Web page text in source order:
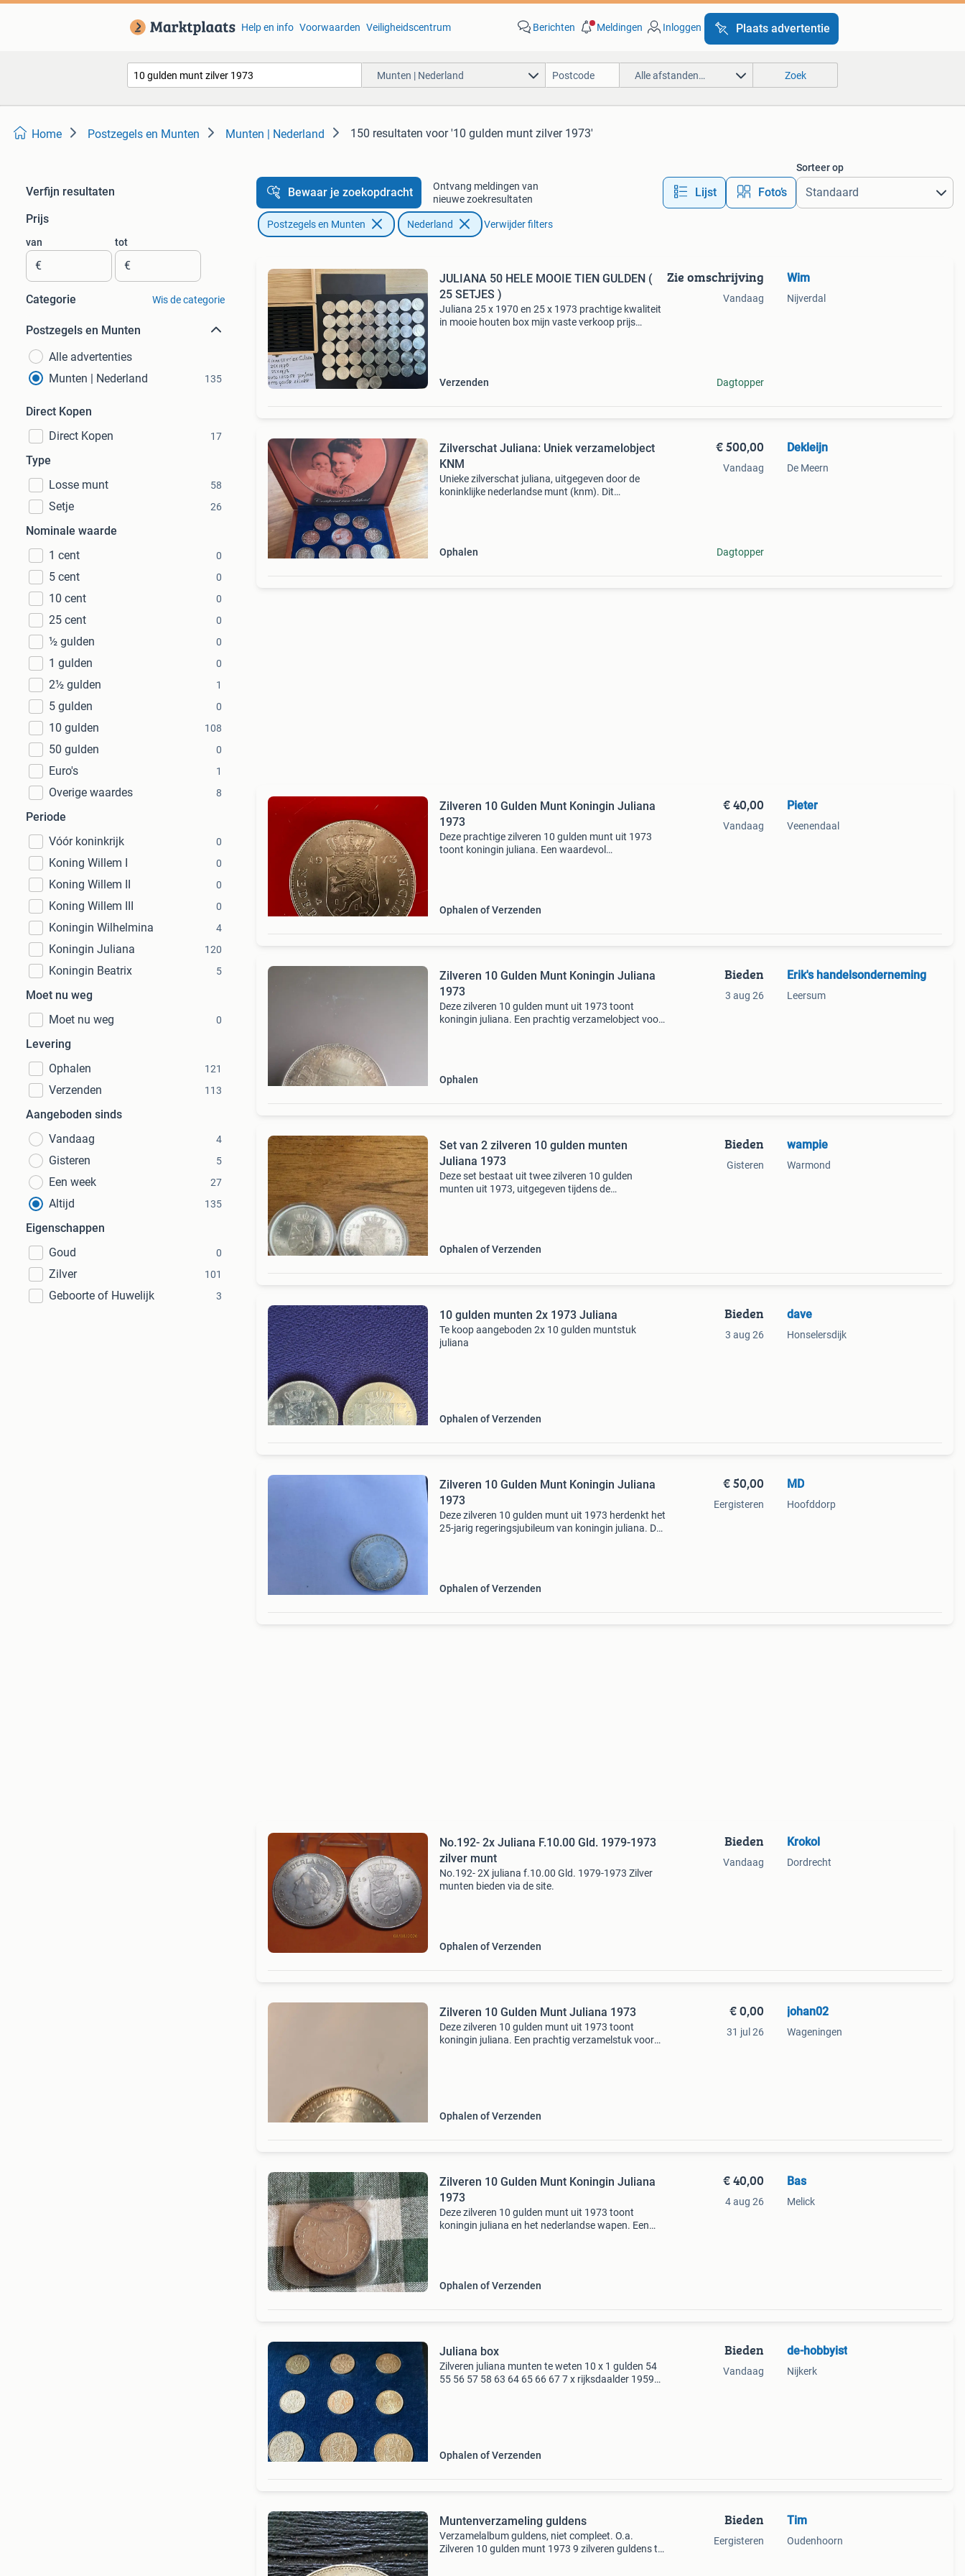
Help en info Voorwaarden Veiligheidscentrum Berichten Meldingen Inloggen Plaats advertentie
Munten | Nederland Alle afstanden… Zoek
Home Postzegels en Munten Munten | Nederland 150 resultaten voor '10 gulden munt zilver 1973'
Verfijn resultaten
Prijs
van
€
tot
€
Categorie Wis de categorie
Postzegels en Munten
Alle advertenties
Munten | Nederland
135
Direct Kopen
Direct Kopen
17
Type
Losse munt
58
Setje 26
Nominale waarde
1 cent
0
5 cent 0
10 cent 0
25 cent 0
½ gulden 0
1 gulden 0
2½ gulden 1
5 gulden 0
10 gulden 108
50 gulden 0
Euro's 1
Overige waardes 8
Periode
Vóór koninkrijk
0
Koning Willem I 0
Koning Willem II 0
Koning Willem III 0
Koningin Wilhelmina 4
Koningin Juliana 120
Koningin Beatrix 5
Moet nu weg
Moet nu weg
0
Levering
Ophalen
121
Verzenden 113
Aangeboden sinds
Vandaag
4
Gisteren 5
Een week 27
Altijd 135
Eigenschappen
Goud
0
Zilver 101
Geboorte of Huwelijk 3
Bewaar je zoekopdracht
Ontvang meldingen van
nieuwe zoekresultaten
Lijst Foto’s
Sorteer op
Postzegels en Munten Nederland Verwijder filters
JULIANA 50 HELE MOOIE TIEN GULDEN (
25 SETJES )
Juliana 25 x 1970 en 25 x 1973 prachtige kwaliteit
in mooie houten box mijn vaste verkoop prijs
Verzenden
Zie omschrijving
Vandaag
Dagtopper
Wim
Nijverdal
Zilverschat Juliana: Uniek verzamelobject
KNM
Unieke zilverschat juliana, uitgegeven door de
koninklijke nederlandse munt (knm). Dit
Ophalen
€ 500,00
Vandaag
Dagtopper
Dekleijn
De Meern
Zilveren 10 Gulden Munt Koningin Juliana
1973
Deze prachtige zilveren 10 gulden munt uit 1973
toont koningin juliana. Een waardevol
Ophalen of Verzenden
€ 40,00
Vandaag
Pieter
Veenendaal
Zilveren 10 Gulden Munt Koningin Juliana
1973
Deze zilveren 10 gulden munt uit 1973 toont
koningin juliana. Een prachtig verzamelobject voor
Ophalen
Bieden
3 aug 26
Erik's handelsonderneming
Leersum
Set van 2 zilveren 10 gulden munten
Juliana 1973
Deze set bestaat uit twee zilveren 10 gulden
munten uit 1973, uitgegeven tijdens de
Ophalen of Verzenden
Bieden
Gisteren
wampie
Warmond
10 gulden munten 2x 1973 Juliana
Te koop aangeboden 2x 10 gulden muntstuk
juliana
Ophalen of Verzenden
Bieden
3 aug 26
dave
Honselersdijk
Zilveren 10 Gulden Munt Koningin Juliana
1973
Deze zilveren 10 gulden munt uit 1973 herdenkt het
25-jarig regeringsjubileum van koningin juliana. De
Ophalen of Verzenden
€ 50,00
Eergisteren
MD
Hoofddorp
No.192- 2x Juliana F.10.00 Gld. 1979-1973
zilver munt
No.192- 2X juliana f.10.00 Gld. 1979-1973 Zilver
munten bieden via de site.
Ophalen of Verzenden
Bieden
Vandaag
Krokol
Dordrecht
Zilveren 10 Gulden Munt Juliana 1973
Deze zilveren 10 gulden munt uit 1973 toont
koningin juliana. Een prachtig verzamelstuk voor
Ophalen of Verzenden
€ 0,00
31 jul 26
johan02
Wageningen
Zilveren 10 Gulden Munt Koningin Juliana
1973
Deze zilveren 10 gulden munt uit 1973 toont
koningin juliana en het nederlandse wapen. Een
Ophalen of Verzenden
€ 40,00
4 aug 26
Bas
Melick
Juliana box
Zilveren juliana munten te weten 10 x 1 gulden 54
55 56 57 58 63 64 65 66 67 7 x rijksdaalder 1959
Ophalen of Verzenden
Bieden
Vandaag
de-hobbyist
Nijkerk
Muntenverzameling guldens
Verzamelalbum guldens, niet compleet. O.a.
Zilveren 10 gulden munt 1973 9 zilveren guldens tm
Bieden
Eergisteren
Tim
Oudenhoorn